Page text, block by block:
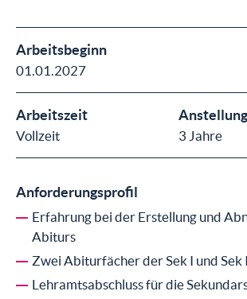
Arbeitsbeginn
01.01.2027
Arbeitszeit
Vollzeit 3 Jahre
Anforderungsprofil
Erfahrung bei der Erstellung und
Abiturs
Zwei Abiturfächer der Sek I und Sek
Lehramtsabschluss für die